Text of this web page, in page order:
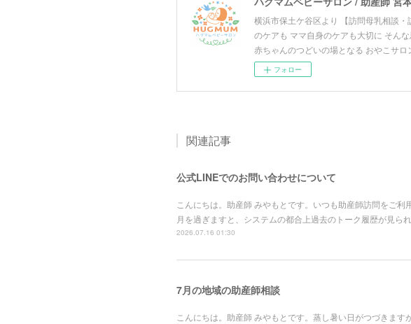
横浜市保土ケ谷区より 【訪問母乳相談
のケアも ママ自身のケアも大切に そん
赤ちゃんのつどいの場となる おやこサロ
フォロー
関連記事
公式LINEでのお問い合わせについて
こんにちは。助産師 みやもとです。いつも助産師訪問をご
月を過ぎますと、システムの都合上過去のトーク履歴が見
2026.07.16 01:30
7月の地域の助産師相談
こんにちは。助産師 みやもとです。蒸し暑い日がつづきま